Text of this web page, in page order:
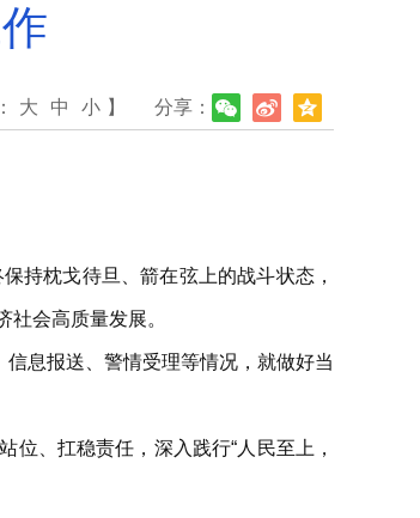
分享：
大 中 小 】
持枕戈待旦、箭在弦上的战斗状态，
会高质量发展。
息报送、警情受理等情况，就做好当
、扛稳责任，深入践行“人民至上，